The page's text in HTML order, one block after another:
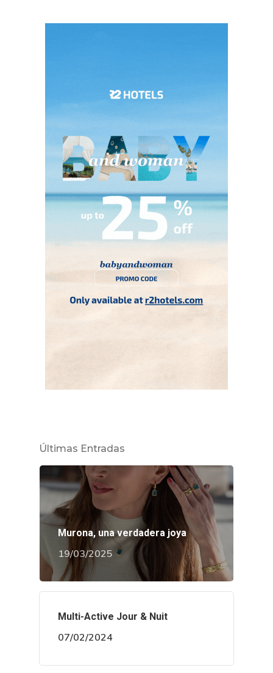
Últimas Entradas
Murona, una verdadera joya
19/03/2025
Multi-Active Jour & Nuit
07/02/2024